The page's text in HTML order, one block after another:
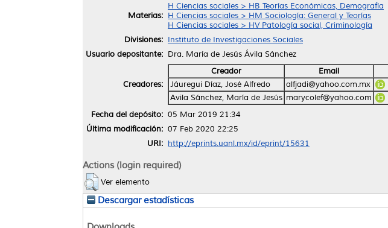
Materias:
H Ciencias sociales > HB Teorías Económicas, Demografía
H Ciencias sociales > HM Sociología: General y Teorías
H Ciencias sociales > HV Patología social, Criminología
Divisiones: Instituto de Investigaciones Sociales
Usuario depositante: Dra. María de Jesús Ávila Sánchez
Creadores:
Creador Email
Jáuregui Díaz, José Alfredo
alfjadi@yahoo.com.mx
Avila Sánchez, María de Jesús marycolef@yahoo.com
Fecha del depósito: 05 Mar 2019 21:34
Última modificación: 07 Feb 2020 22:25
URI: http://eprints.uanl.mx/id/eprint/15631
Actions (login required)
Ver elemento
Descargar estadísticas